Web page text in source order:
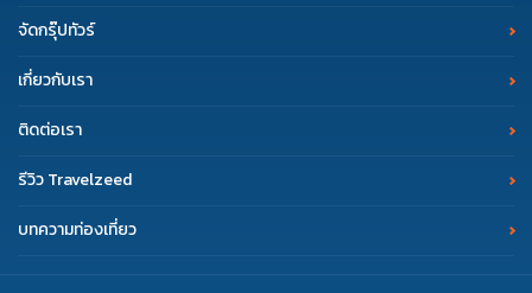
จัดกรุ๊ปทัวร์
เกี่ยวกับเรา
ติดต่อเรา
รีวิว Travelzeed
บทความท่องเที่ยว